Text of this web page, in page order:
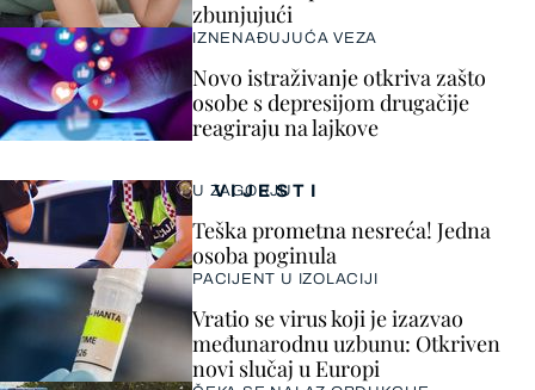
VIJESTI
U ZAGORJU
Teška prometna nesreća! Jedna
osoba poginula
PACIJENT U IZOLACIJI
Vratio se virus koji je izazvao
međunarodnu uzbunu: Otkriven
novi slučaj u Europi
zbunjujući
IZNENAĐUJUĆA VEZA
Novo istraživanje otkriva zašto
osobe s depresijom drugačije
reagiraju na lajkove